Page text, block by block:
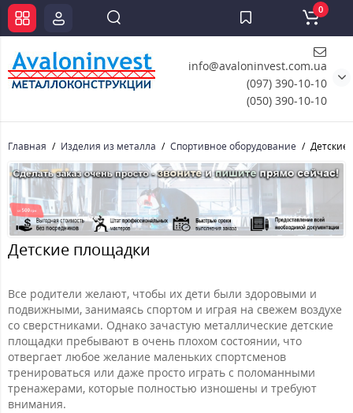
info@avaloninvest.com.ua
(097) 390-10-10
(050) 390-10-10
0
Главная Изделия из металла Спортивное оборудование Детские
Детские площадки
Все родители желают, чтобы их дети были здоровыми и
подвижными, занимаясь спортом и играя на свежем воздухе
со сверстниками. Однако зачастую металлические детские
площадки пребывают в очень плохом состоянии, что
отвергает любое желание маленьких спортсменов
тренироваться или даже просто играть с поломанными
тренажерами, которые полностью изношены и требуют
внимания.